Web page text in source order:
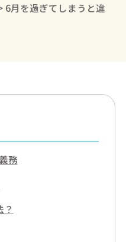
6月を過ぎてしまうと違
務